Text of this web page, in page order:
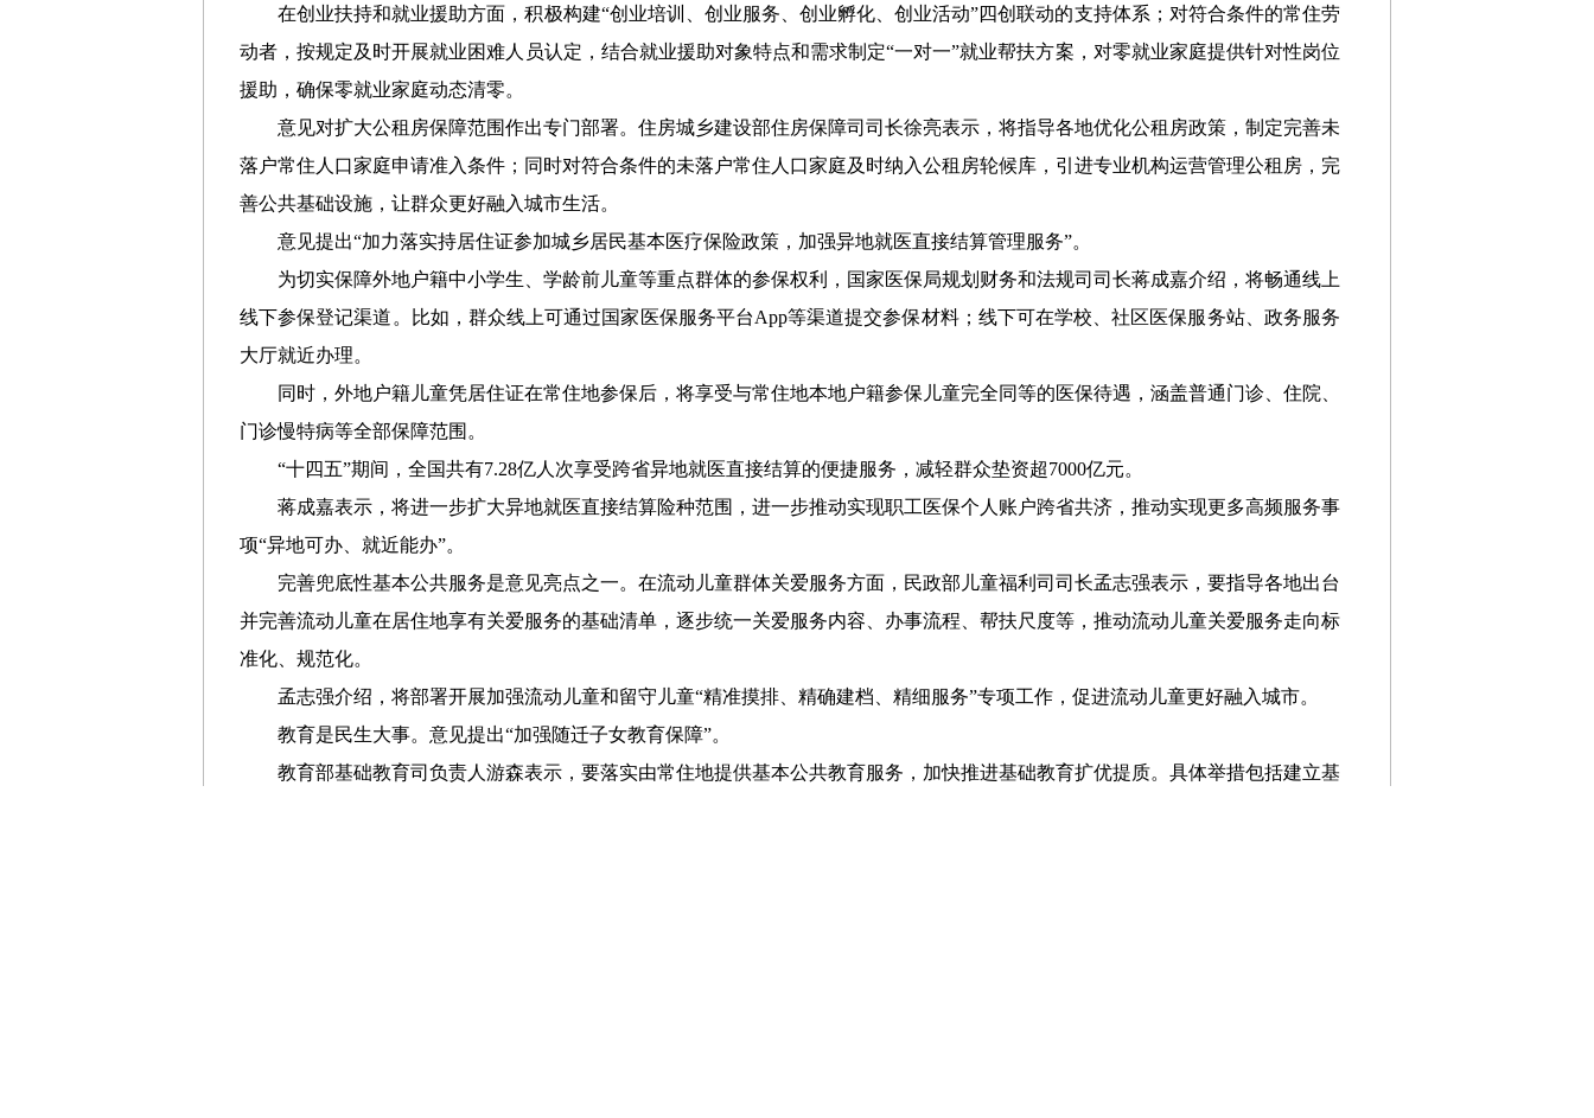
在创业扶持和就业援助方面，积极构建“创业培训、创业服务、创业孵化、创业活动”四创联动的支持体系；对符合条件的常住劳
动者，按规定及时开展就业困难人员认定，结合就业援助对象特点和需求制定“一对一”就业帮扶方案，对零就业家庭提供针对性岗位
援助，确保零就业家庭动态清零。
意见对扩大公租房保障范围作出专门部署。住房城乡建设部住房保障司司长徐亮表示，将指导各地优化公租房政策，制定完善未
落户常住人口家庭申请准入条件；同时对符合条件的未落户常住人口家庭及时纳入公租房轮候库，引进专业机构运营管理公租房，完
善公共基础设施，让群众更好融入城市生活。
意见提出“加力落实持居住证参加城乡居民基本医疗保险政策，加强异地就医直接结算管理服务”。
为切实保障外地户籍中小学生、学龄前儿童等重点群体的参保权利，国家医保局规划财务和法规司司长蒋成嘉介绍，将畅通线上
线下参保登记渠道。比如，群众线上可通过国家医保服务平台App等渠道提交参保材料；线下可在学校、社区医保服务站、政务服务
大厅就近办理。
同时，外地户籍儿童凭居住证在常住地参保后，将享受与常住地本地户籍参保儿童完全同等的医保待遇，涵盖普通门诊、住院、
门诊慢特病等全部保障范围。
“十四五”期间，全国共有7.28亿人次享受跨省异地就医直接结算的便捷服务，减轻群众垫资超7000亿元。
蒋成嘉表示，将进一步扩大异地就医直接结算险种范围，进一步推动实现职工医保个人账户跨省共济，推动实现更多高频服务事
项“异地可办、就近能办”。
完善兜底性基本公共服务是意见亮点之一。在流动儿童群体关爱服务方面，民政部儿童福利司司长孟志强表示，要指导各地出台
并完善流动儿童在居住地享有关爱服务的基础清单，逐步统一关爱服务内容、办事流程、帮扶尺度等，推动流动儿童关爱服务走向标
准化、规范化。
孟志强介绍，将部署开展加强流动儿童和留守儿童“精准摸排、精确建档、精细服务”专项工作，促进流动儿童更好融入城市。
教育是民生大事。意见提出“加强随迁子女教育保障”。
教育部基础教育司负责人游森表示，要落实由常住地提供基本公共教育服务，加快推进基础教育扩优提质。具体举措包括建立基